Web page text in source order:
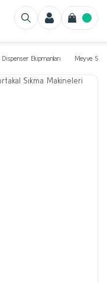
Ekipmanları Meyve